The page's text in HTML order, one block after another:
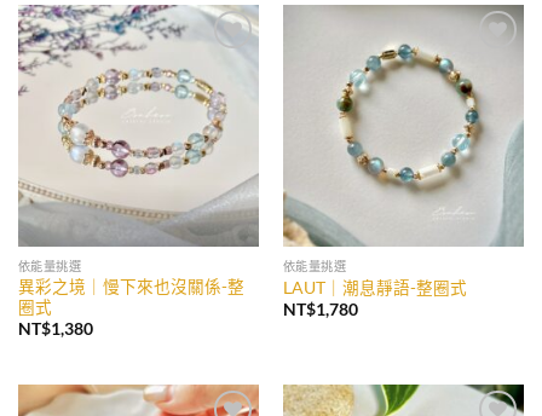
NT$1,880
到
NT$1,980
依能量挑選
異彩之境｜慢下來也沒關係-整
圈式
NT$1,380
依能量挑選
LAUT｜潮息靜語-整圈式
NT$1,780